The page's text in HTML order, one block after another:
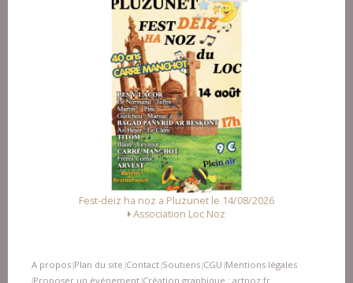
Fest Noz a Arzal le 15/08/2026
Alliance des Associations d'Arzal
A propos |Plan du site |Contact |Soutiens |CGU |Mentions légales
|Proposer un événement |Création graphique : artnoz.fr